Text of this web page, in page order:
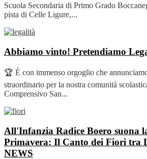
Scuola Secondaria di Primo Grado
pista di Celle Ligure,...
Abbiamo vinto! Pretendiamo
🏆 È con immenso orgoglio che
straordinario per la nostra comunità
Comprensivo San...
All'Infanzia Radice Boero suona
Primavera: Il Canto dei Fiori tra
NEWS